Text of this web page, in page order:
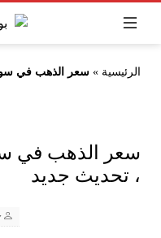
الرئيسية » سعر الذهب في سوريا اليوم 13-02-
، تحديث جديد